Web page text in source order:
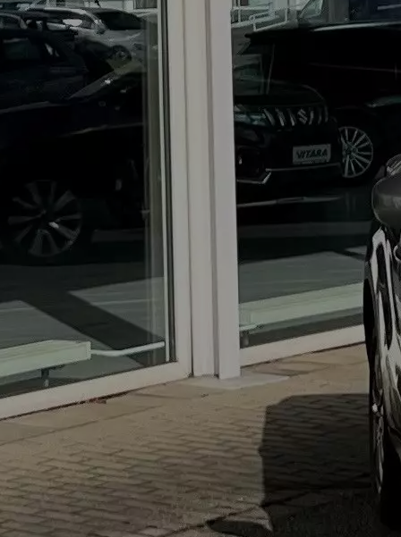
kombinierter Kraftstoffverbrauch bei entladener Batterie: 6,6
l/100km; CO₂-Klasse (bei entladener Batterie): E
ab 20.000 EUR
MEHR ÜBER DEN SWIFT
Abbildung zeigt aufpreispflichtige Sonderausstattung. Swift 1.2
DUALJET HYBRID Club (60 kW | 81 PS | 5-Gang-Schaltgetriebe
| Hubraum 1.197 ccm | Kraftstoffart Benzin): Verbrauchswerte:
kombinierter Energieverbrauch 4,4 l/100km; kombinierter Wert der
CO₂-Emission: 98 g/km; CO₂-Klasse: C
e VITARA
100 % elektrisch